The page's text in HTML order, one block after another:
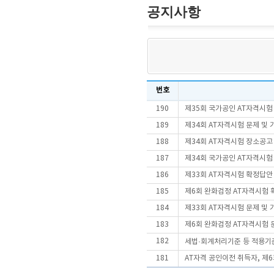
공지사항
번호
190 제35회 국가공인 AT자격시
189 제34회 AT자격시험 문제 및
188 제34회 AT자격시험 장소공
187 제34회 국가공인 AT자격시
186 제33회 AT자격시험 확정답
185 제6회 완화검정 AT자격시험
184 제33회 AT자격시험 문제 및
183 제6회 완화검정 AT자격시험
182 세법·회계처리기준 등 적용기
181 AT자격 공인이전 취득자, 제